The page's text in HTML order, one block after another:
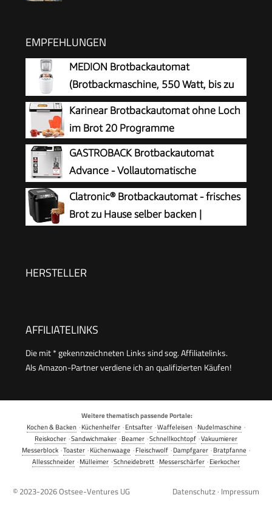
EMPFEHLUNGEN
MEDION Brotbackautomat
(Brotbackmaschine, 550 Watt, bis zu
1000g, 19 Backprogramme, 3
Bräunungsgrade, Warmhaltefunktion,
Zeitvorwahl MD 11011)
Karinear Brotbackautomat ohne Loch
im Brot 20 Programme
GASTROBACK Brotbackautomat
Advance - Vollautomatische
Brotbackmaschine + 18 Programmen
inkl. Joghurtmaschine, Timer-Funktion,
Zutatenfach, Sichtfenster, Brotautomat /
Clatronic® Brotbackautomat - frisches
Brot zu Hause selber backen |
einfache Bedienung über Display | 12
HERSTELLER
AFFILIATELINKS
Die mit * gekennzeichneten Links sind sog. Affiliatelinks.
Als Amazon-Partner verdiene ich an qualifizierten Käufen!
Weitere thematisch passende Portale:
Kochen & Backen ·Küchenhelfer ·Entsafter ·Waffeleisen ·Nudelmaschine ·
Reiskocher ·Sandwichmaker ·Beamer ·Schnellkochtopf ·Vakuumierer
Messerblock ·Toaster ·Küchenwaage ·Fleischwolf ·Dampfgarer ·Bratpfanne ·
Allesschneider ·Mülleimer ·Schneidebrett ·Messerschärfer ·Eierkocher
© 2023-2026Ostsee-Ventures UG Datenschutz · Impressum